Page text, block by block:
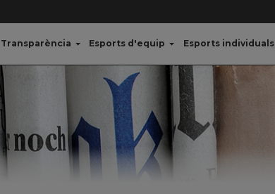
Transparència Esports d'equip Esports individuals